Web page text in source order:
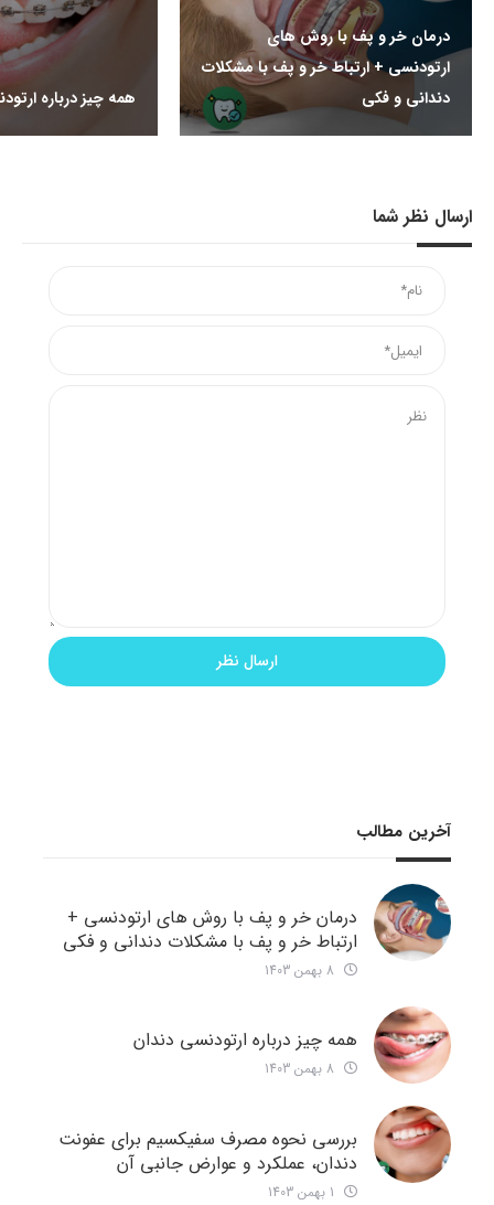
درمان خر و پف با روش های
ارتودنسی + ارتباط خر و پف با مشکلات
دندانی و فکی
همه چیز درباره
ارسال نظر شما
آخرین مطالب
درمان خر و پف با روش های ارتودنسی +
ارتباط خر و پف با مشکلات دندانی و فکی
همه چیز درباره ارتودنسی دندان
بررسی نحوه مصرف سفیکسیم برای عفونت
دندان، عملکرد و عوارض جانبی آن